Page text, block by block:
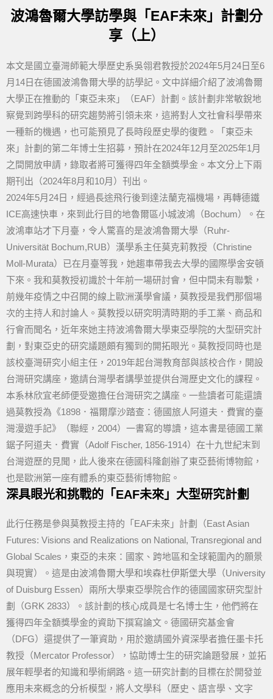
波鴻魯爾大學訪學與「EAF未來」計劃分
享（上）
本文是國立臺灣師範大學歷史系吳翎君教授於2024年5月24日至6
月14日在德國波鴻魯爾大學的訪學記。文中詳細介紹了波鴻魯爾
大學正在推動的「東亞未來」（EAF）計劃。該計劃非常敏銳地
察覺到跨學科的研究趨勢將引領未來，這將對人文社會科學帶來
一種新的機遇，也可能預見了長時段歷史學的復甦。「東亞未
來」計劃的第二年博士生招募，預計在2024年12月至2025年1月
之間開放申請，錄取者將可獲得四年全額獎學金。本文分上下兩
期刊出（2024年8月和10月）刊出。
2024年5月24日，經過長途飛行後到達法蘭克福機場，再轉德鐵
ICE高速快車，來到此行目的地魯爾區小城波鴻（Bochum）。在
波鴻車站才下月臺，令人驚喜的是波鴻魯爾大學（Ruhr-
Universität Bochum,RUB）漢學系主任莫克莉教授（Christine
Moll-Murata）已在月臺等我，她趨車帶我去大學的國際學舍安頓
下來。我和莫教授初識於十年前一場研討會，但中間未有聯繫，
前幾年疫情之中召開的線上歐洲漢學會議，莫教授是我們那個場
次的主持人和討論人。莫教授以研究明清時期的手工業、商品和
行會而聞名，近年來她主持波鴻魯爾大學東亞學院的大型研究計
劃，對東亞史的研究議題頗有獨到的開拓眼光。莫教授同時也是
該校臺灣研究小組主任，2019年起台灣教育部與該校合作，開設
台灣研究講座，邀請台灣學者講學並提供台灣歷史文化的課程。
本系林欣宜老師便受邀擔任台灣研究之講座。一些讀者可能還讀
過莫教授為《1898．福爾摩沙踏查：德國旅人阿道夫．費實的臺
灣漫遊手記》（聯經，2004）一書寫的導讀，這本書是德國工業
鋸子阿道夫．費實（Adolf Fischer, 1856-1914）在十九世紀末到
台灣遊歷的見聞，此人後來在德國科隆創辦了東亞藝術博物館，
也是歐洲第一座有體系的東亞藝術博物館。
深具眼光和挑戰的「EAF未來」大型研究計劃
此行任務是參與莫教授主持的「EAF未來」計劃（East Asian
Futures: Visions and Realizations on National, Transregional and
Global Scales，東亞的未來：國家、跨地區和全球範圍內的願景
與現實）。這是由波鴻魯爾大學和埃森杜伊斯堡大學（University
of Duisburg Essen）兩所大學東亞學院合作的德國國家研究型計
劃（GRK 2833）。該計劃的核心成員是七名博士生，他們將在
獲得四年全額獎學金的資助下撰寫論文。德國研究基金會
（DFG）還提供了一筆資助，用於邀請國外資深學者擔任墨卡托
教授（Mercator Professor），協助博士生的研究論題發展，並拓
展年輕學者的知識和學術網路。這一研究計劃的目標在於開發並
應用未來概念的分析模型，將人文學科（歷史、語言學、文字